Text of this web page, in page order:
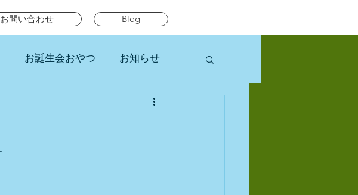
お問い合わせ Blog
お誕生会おやつ お知らせ